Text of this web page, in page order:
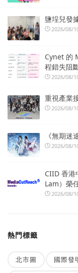
鹽埕兒發
2026/08/
Cynet 的
程錯失阻
2026/08/
重視產業
2026/08/
《無期迷
2026/08/
CIID 香
Lam）榮
2026/08/
熱門標籤
北市圖 國際發